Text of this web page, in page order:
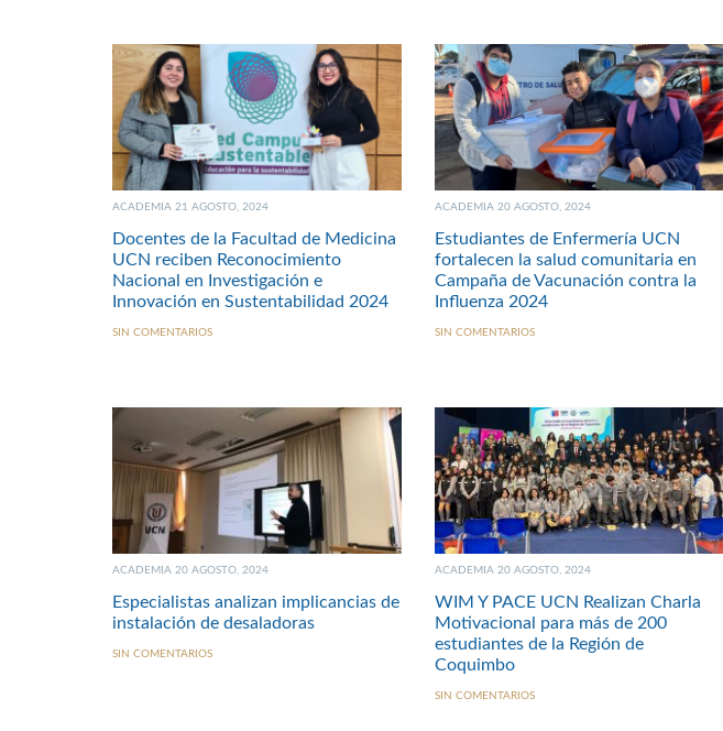
ACADEMIA 21 AGOSTO, 2024
Docentes de la Facultad de Medicina
UCN reciben Reconocimiento
Nacional en Investigación e
Innovación en Sustentabilidad 2024
SIN COMENTARIOS
ACADEMIA 20 AGOSTO, 2024
Estudiantes de Enfermería UCN
fortalecen la salud comunitaria en
Campaña de Vacunación contra la
Influenza 2024
SIN COMENTARIOS
ACADEMIA 20 AGOSTO, 2024
Especialistas analizan implicancias de
instalación de desaladoras
SIN COMENTARIOS
ACADEMIA 20 AGOSTO, 2024
WIM Y PACE UCN Realizan Charla
Motivacional para más de 200
estudiantes de la Región de
Coquimbo
SIN COMENTARIOS